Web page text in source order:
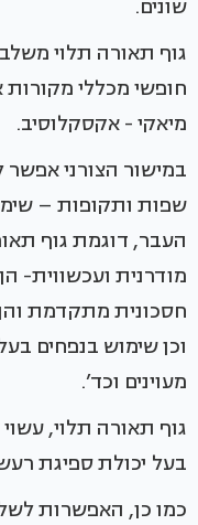
שונים.
גוף תאורה תלוי משלב
חופשי מכללי מקורות
מיאקי - אקסקלוסיב.
במישור הצורני אפשר
שפות ותקופות –
העבר, דוגמת גוף
מודרנית ועכשווית-
חסכונית מתקדמת
וכן שימוש בנפחים
מעוינים וכד’.
בעל יכולת ספיגת